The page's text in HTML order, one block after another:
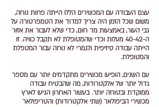
עצם העבודה עם המכשירים הללו הייתה פחות נוחה,
משום שכל הזמן היה צריך למדוד את הטמפרטורה על
גבי העור, באמצעות מד חום, כדי שלא לעבור את אזור
ה-40-42 מעלות וכדי שהמטופלת לא תקבל כוויה. זו
הייתה עבודה סיזיפית ולגמרי לא נוחה עבור המטפלת
והמטופלת.
עם השנים, הופיעו מכשירים מתקדמים יותר עם מספר
גדול יותר של אלקטרודות, מה שהבטיח עבודה
ממוקדת ובטוחה יותר. בעשור האחרון הגיעו לארץ
מכשירי הביפולאר (שתי אלקטרודות) והטריפולאר